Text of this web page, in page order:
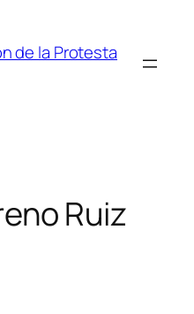
de la Protesta
Ruiz